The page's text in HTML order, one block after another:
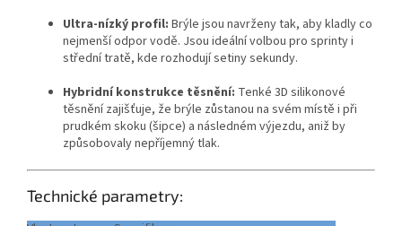
Ultra-nízký profil: Brýle jsou navrženy tak, aby kladly co
nejmenší odpor vodě. Jsou ideální volbou pro sprinty i
střední tratě, kde rozhodují setiny sekundy.
Hybridní konstrukce těsnění: Tenké 3D silikonové
těsnění zajišťuje, že brýle zůstanou na svém místě i při
prudkém skoku (šipce) a následném výjezdu, aniž by
způsobovaly nepříjemný tlak.
Technické parametry: